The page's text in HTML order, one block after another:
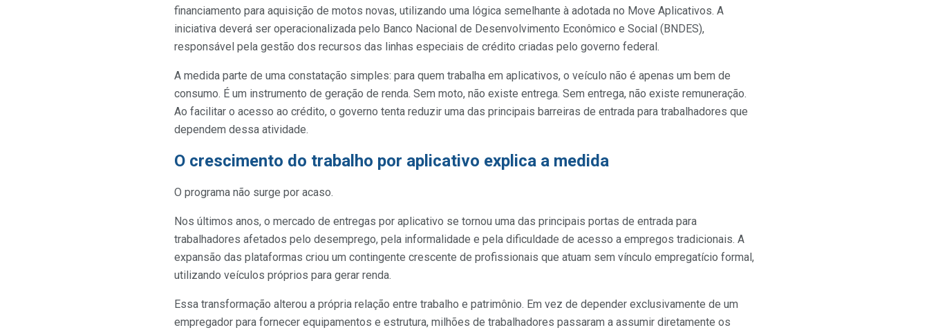
financiamento para aquisição de motos novas, utilizando uma lógica semelhante à adotada no Move Aplicativos. A
iniciativa deverá ser operacionalizada pelo Banco Nacional de Desenvolvimento Econômico e Social (BNDES),
responsável pela gestão dos recursos das linhas especiais de crédito criadas pelo governo federal.
A medida parte de uma constatação simples: para quem trabalha em aplicativos, o veículo não é apenas um bem de
consumo. É um instrumento de geração de renda. Sem moto, não existe entrega. Sem entrega, não existe remuneração.
Ao facilitar o acesso ao crédito, o governo tenta reduzir uma das principais barreiras de entrada para trabalhadores que
dependem dessa atividade.
O crescimento do trabalho por aplicativo explica a medida
O programa não surge por acaso.
Nos últimos anos, o mercado de entregas por aplicativo se tornou uma das principais portas de entrada para
trabalhadores afetados pelo desemprego, pela informalidade e pela dificuldade de acesso a empregos tradicionais. A
expansão das plataformas criou um contingente crescente de profissionais que atuam sem vínculo empregatício formal,
utilizando veículos próprios para gerar renda.
Essa transformação alterou a própria relação entre trabalho e patrimônio. Em vez de depender exclusivamente de um
empregador para fornecer equipamentos e estrutura, milhões de trabalhadores passaram a assumir diretamente os